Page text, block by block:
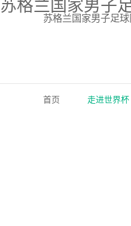
苏格兰国家男子
苏格兰国家男子足
首页 走进世界杯